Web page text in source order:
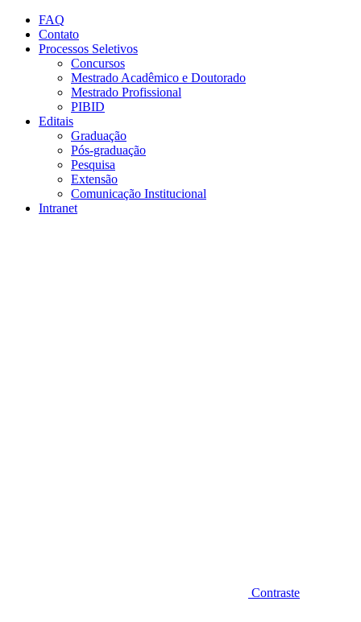
Conteúdo principal
FAQ
Contato
Processos Seletivos
Concursos
Mestrado Acadêmico e Doutorado
Mestrado Profissional
PIBID
Editais
Graduação
Pós-graduação
Pesquisa
Extensão
Comunicação Institucional
Intranet
Contraste